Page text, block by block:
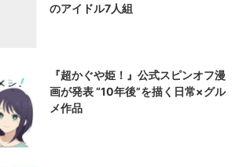
のアイドル7人組
『超かぐや姫！』公式スピンオフ漫
画が発表 “10年後”を描く日常×グル
メ作品